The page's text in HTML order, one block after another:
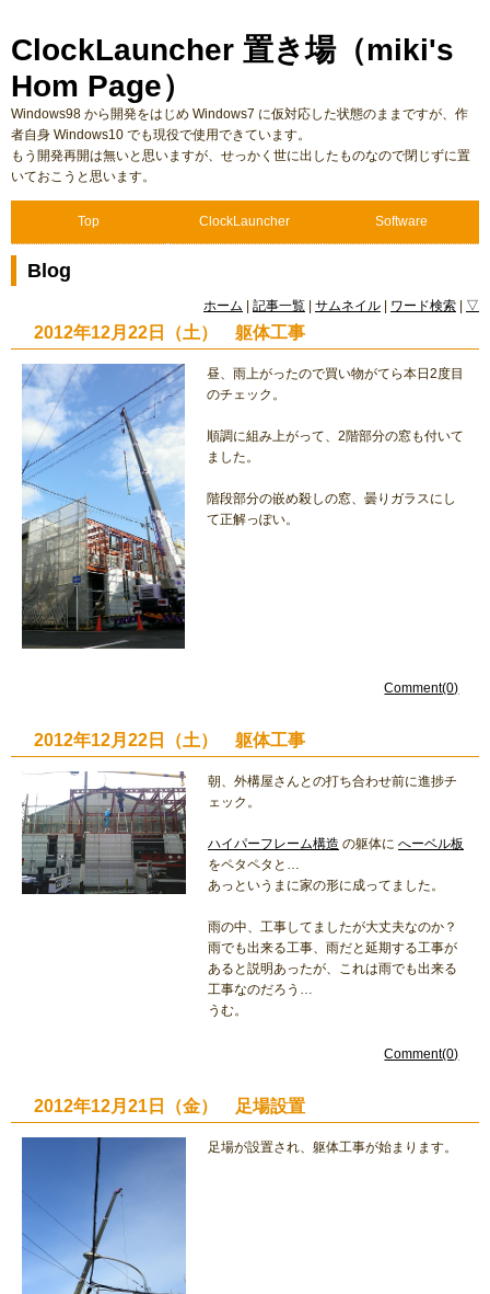
ClockLauncher 置き場（miki's
Hom Page）
Windows98 から開発をはじめ Windows7 に仮対応した状態のままですが、作
者自身 Windows10 でも現役で使用できています。
もう開発再開は無いと思いますが、せっかく世に出したものなので閉じずに置
いておこうと思います。
Top ClockLauncher Software
Blog
ホーム 記事一覧 サムネイル ワード検索 ▽
2012年12月22日（土） 躯体工事
昼、雨上がったので買い物がてら本日2度目
のチェック。
順調に組み上がって、2階部分の窓も付いて
ました。
階段部分の嵌め殺しの窓、曇りガラスにし
て正解っぽい。
Comment(0)
2012年12月22日（土） 躯体工事
朝、外構屋さんとの打ち合わせ前に進捗チ
ェック。
ハイパーフレーム構造 の躯体に へーベル板
をペタペタと…
あっというまに家の形に成ってました。
雨の中、工事してましたが大丈夫なのか？
雨でも出来る工事、雨だと延期する工事が
あると説明あったが、これは雨でも出来る
工事なのだろう…
うむ。
Comment(0)
2012年12月21日（金） 足場設置
足場が設置され、躯体工事が始まります。